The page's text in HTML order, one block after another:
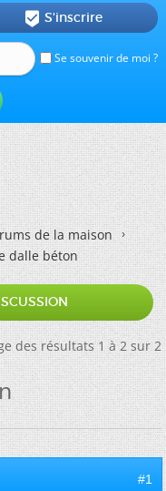
Se souvenir de moi ?
 S'inscrire
de la maison
dalle béton
des résultats 1 à 2 sur 2
#1